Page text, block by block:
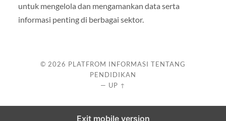
untuk mengelola dan mengamankan data serta
informasi penting di berbagai sektor.
© 2026 PLATFROM INFORMASI TENTANG
PENDIDIKAN
— UP ↑
Exit mobile version